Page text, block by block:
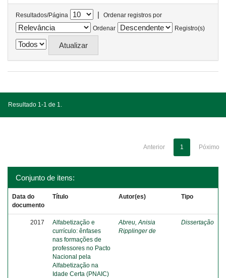
Resultados/Página |
Ordenar registros por
Ordenar
Registro(s)
Resultado 1-1 de 1.
Anterior 1 Póximo
Conjunto de itens:
Data do
documento
Título Autor(es) Tipo
2017
Alfabetização e
currículo: ênfases
nas formações de
professores no Pacto
Nacional pela
Alfabetização na
Idade Certa (PNAIC)
Abreu, Anisia
Ripplinger de
Dissertação